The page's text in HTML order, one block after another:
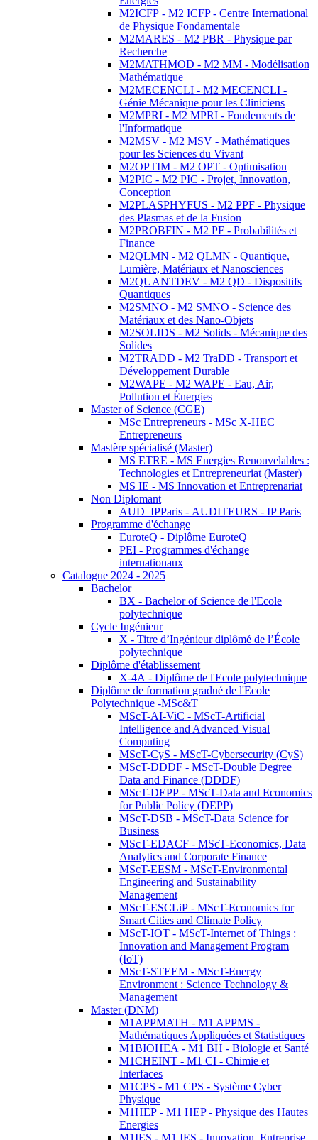
M2ICFP - M2 ICFP - Centre International
de Physique Fondamentale
M2MARES - M2 PBR - Physique par
Recherche
M2MATHMOD - M2 MM - Modélisation
Mathématique
M2MECENCLI - M2 MECENCLI -
Génie Mécanique pour les Cliniciens
M2MPRI - M2 MPRI - Fondements de
l'Informatique
M2MSV - M2 MSV - Mathématiques
pour les Sciences du Vivant
M2OPTIM - M2 OPT - Optimisation
M2PIC - M2 PIC - Projet, Innovation,
Conception
M2PLASPHYFUS - M2 PPF - Physique
des Plasmas et de la Fusion
M2PROBFIN - M2 PF - Probabilités et
Finance
M2QLMN - M2 QLMN - Quantique,
Lumière, Matériaux et Nanosciences
M2QUANTDEV - M2 QD - Dispositifs
Quantiques
M2SMNO - M2 SMNO - Science des
Matériaux et des Nano-Objets
M2SOLIDS - M2 Solids - Mécanique des
Solides
M2TRADD - M2 TraDD - Transport et
Développement Durable
M2WAPE - M2 WAPE - Eau, Air,
Pollution et Énergies
Master of Science (CGE)
MSc Entrepreneurs - MSc X-HEC
Entrepreneurs
Mastère spécialisé (Master)
MS ETRE - MS Energies Renouvelables :
Technologies et Entrepreneuriat (Master)
MS IE - MS Innovation et Entreprenariat
Non Diplomant
AUD_IPParis - AUDITEURS - IP Paris
Programme d'échange
EuroteQ - Diplôme EuroteQ
PEI - Programmes d'échange
internationaux
Catalogue 2024 - 2025
Bachelor
BX - Bachelor of Science de l'Ecole
polytechnique
Cycle Ingénieur
X - Titre d’Ingénieur diplômé de l’École
polytechnique
Diplôme d'établissement
X-4A - Diplôme de l'Ecole polytechnique
Diplôme de formation gradué de l'Ecole
Polytechnique -MSc&T
MScT-AI-ViC - MScT-Artificial
Intelligence and Advanced Visual
Computing
MScT-CyS - MScT-Cybersecurity (CyS)
MScT-DDDF - MScT-Double Degree
Data and Finance (DDDF)
MScT-DEPP - MScT-Data and Economics
for Public Policy (DEPP)
MScT-DSB - MScT-Data Science for
Business
MScT-EDACF - MScT-Economics, Data
Analytics and Corporate Finance
MScT-EESM - MScT-Environmental
Engineering and Sustainability
Management
MScT-ESCLiP - MScT-Economics for
Smart Cities and Climate Policy
MScT-IOT - MScT-Internet of Things :
Innovation and Management Program
(IoT)
MScT-STEEM - MScT-Energy
Environment : Science Technology &
Management
Master (DNM)
M1APPMATH - M1 APPMS -
Mathématiques Appliquées et Statistiques
M1BIOHEA - M1 BH - Biologie et Santé
M1CHEINT - M1 CI - Chimie et
Interfaces
M1CPS - M1 CPS - Système Cyber
Physique
M1HEP - M1 HEP - Physique des Hautes
Energies
M1IES - M1 IES - Innovation, Entreprise